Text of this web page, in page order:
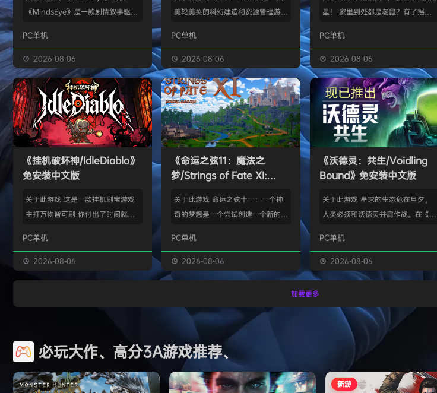
《MindsEye》是一款剧情叙事驱动
背景设定在近未来沙漠城市红石城。
你将扮演雅各布·迪亚兹——一名退
役士兵，因被植入了神秘的神经植入
体而饱受支离破碎的记忆困扰。在电
影化叙事的战役中，你将执行任务、
揭开过往谜团，并直面一场涉及失控
人工智能、腐败企业与无序军事力量
的惊天阴谋——这场危机的波及范围
远不止红石城本身。 红石城 红石城
是…
PC单机
2026-08-06
美轮美奂的科幻建造和资源管理游
群繁盛起来。不论是熟知此类题材的
老手玩家，还是只想浅尝神游太空滋
味的路人过客，星辰群鸟都会感激你
的陪伴。什么，你说是因为鸟群没了
你，就立马出乱子？哎呀呀，这也只
是其中一个原因而已啦。 扫描附近
的小行星，操纵漫游车揭露各种隐藏
的资源，可能是冰块和金属，也可能
是某些未知之物。建造生产设施，以
便开采资…
PC单机
2026-08-06
星！ 家里到处都是老鼠？有了摇鼠
灭所有不速之客！拿在手上大力摇，
剩下的交给摇鼠灵™就行了。不用夹
子，不会搞得乱糟糟，也不用偷偷摸
摸丢死老鼠！ 有了摇鼠灵™，一切尽
在掌握！把那只老鼠摇到服从，看着
“鼠条”填满。摇得多了，就能慢慢彻
底解决你的问题了。摇鼠灵™起效
快，用法简单，效果绝佳，让你的烦
恼瞬间无影无踪。 为什么选择摇鼠
灵™？ 轻松…
PC单机
2026-08-06
《挂机破坏神/IdleDiablo》
免安装中文版
关于此游戏 这是一款挂机刷宝游戏
主打万物皆可刷 你付出了时间就必
独属于你的强大构筑 装备获取 游戏
中的[装备][技能][护身符]主要通过
与怪物战斗胜利后随机获得 并可通
每个大型章节有若干小关卡。 难度
可分为：…
PC单机
2026-08-06
《命运之弦11：魔法之
梦/Strings of Fate XI:
版
关于此游戏 命运之弦十一：一个神
奇的梦想是一个尝试创造一个新的幻
虚幻引擎的帮助下，使用已经熟悉的
图形技术和机制以丰富多彩的方式呈
现游戏世界。 玩家将看到一个开放
的战斗和与老板的战斗，无论是在表
面上还是在地牢里。 你必须扮演一
组由命运聚集的五个角色来完成一项
伟大的使命-从古老的邪恶中拯救地
球！ 一个古老…
PC单机
2026-08-06
《沃德灵：共生/Voidling
Bound》免安装中文版
关于此游戏 星球的生态危在旦夕，
人类必须和沃德灵并肩作战。在《沃
生物学家，与被称为“沃德灵”的生物
神经链接。不断孵化、培育、升级、
进化你的沃德灵伙伴们，与它们一同
觉，这次你将化身沃德灵，与它们神
经连接，以第三人称射击作为核心，
充分利用不同沃德灵的射击风格应对
多变的战场局面，并且在闪避、格
挡、反击等技能的配…
PC单机
2026-08-06
加载更多
必玩大作、高分3A游戏推荐、
新游